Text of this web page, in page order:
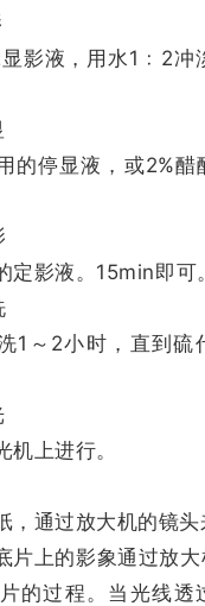
影液，用水1﹕2冲
的停显液，或2%醋
定影液。15min即可。
1～2小时，直到硫
机上进行。
，通过放大机的镜头
片上的影象通过放
的过程。当光线透